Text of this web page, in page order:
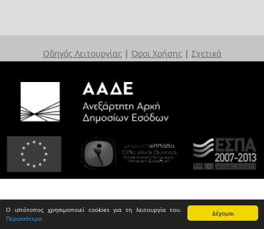
Δέχομαι
Ο ιστότοπος χρησιμοποιεί cookies για τη λειτουργία του.
Περισσότερα
Οδηγός Λειτουργίας | Όροι Χρήσης | Σχετικά